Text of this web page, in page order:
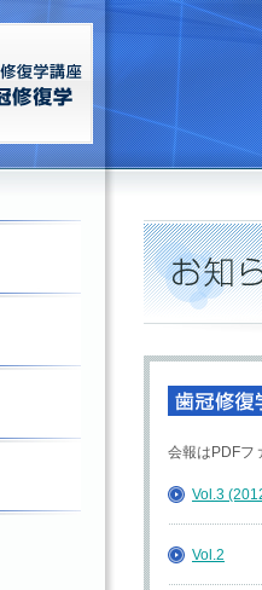
会報はPDFフ
Vol.3
Vol.2